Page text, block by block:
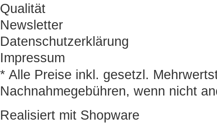
Qualität
Newsletter
Datenschutzerklärung
Impressum
* Alle Preise inkl. gesetzl.
Nachnahmegebühren, wenn nicht
Realisiert mit Shopware